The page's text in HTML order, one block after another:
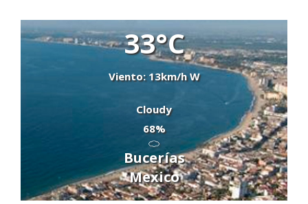
33°C
Viento: 13km/h W
Cloudy
68%
Bucerías
Mexico